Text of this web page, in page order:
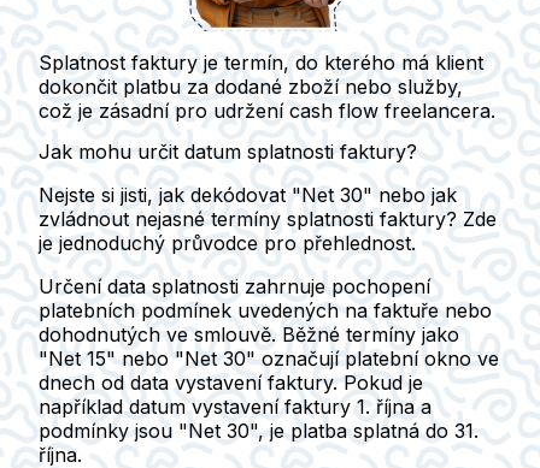
Splatnost faktury je termín, do kterého má klient
dokončit platbu za dodané zboží nebo služby,
což je zásadní pro udržení cash flow freelancera.
Jak mohu určit datum splatnosti faktury?
Nejste si jisti, jak dekódovat "Net 30" nebo jak
zvládnout nejasné termíny splatnosti faktury? Zde
je jednoduchý průvodce pro přehlednost.
Určení data splatnosti zahrnuje pochopení
platebních podmínek uvedených na faktuře nebo
dohodnutých ve smlouvě. Běžné termíny jako
"Net 15" nebo "Net 30" označují platební okno ve
dnech od data vystavení faktury. Pokud je
například datum vystavení faktury 1. října a
podmínky jsou "Net 30", je platba splatná do 31.
října.